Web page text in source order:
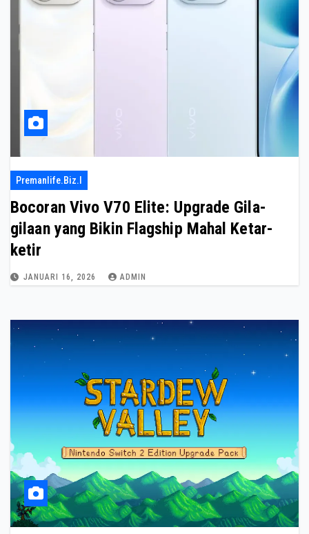
Premanlife.biz.i
Bocoran Vivo V70 Elite: Upgrade Gila-
gilaan yang Bikin Flagship Mahal Ketar-
ketir
JANUARI 16, 2026 ADMIN